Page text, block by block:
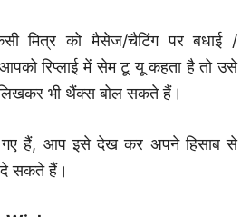
मित्र को मैसेज/चैटिंग पर बधाई /
रिप्लाई में सेम टू यू कहता है तो उसे
भी थैंक्स बोल सकते हैं।
गए हैं, आप इसे देख कर अपने हिसाब से
दे सकते हैं।